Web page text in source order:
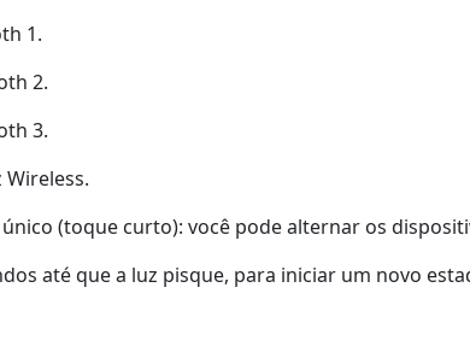
1.
2.
3.
(toque curto): você pode alternar os
até que a luz pisque, para iniciar um novo